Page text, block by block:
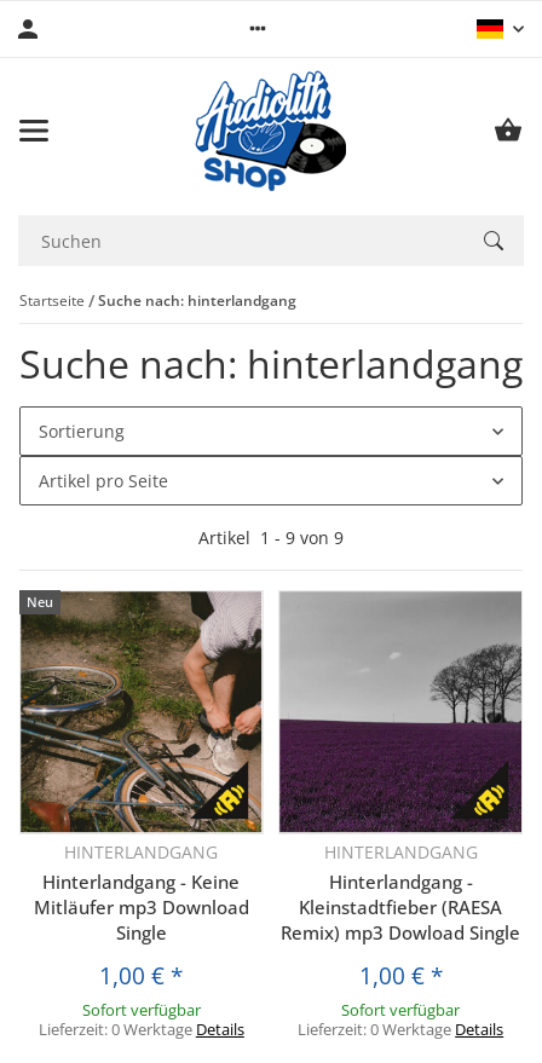
Startseite Suche nach: hinterlandgang
Suche nach: hinterlandgang
Sortierung
Artikel pro Seite
Artikel 1 - 9 von 9
Neu
HINTERLANDGANG
Hinterlandgang - Keine
Mitläufer mp3 Download
Single
1,00 € *
Sofort verfügbar
Lieferzeit:0 Werktage Details
HINTERLANDGANG
Hinterlandgang -
Kleinstadtfieber (RAESA
Remix) mp3 Dowload Single
1,00 € *
Sofort verfügbar
Lieferzeit:0 Werktage Details